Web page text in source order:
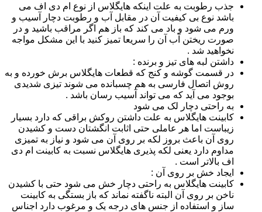
جذب رطوبت به علت اینکه هایگلاس از نوع ام دی اف می
باشد نوع بی کیفیت آن در مقابل آب و رطوبت دچار آسیب و
ورم می شود و باد می کند که باز هم اگر مراقب باشید و در
صورت ریختن آب آن را سریعا تمیز کنید با این مشکل مواجه
نخواهید شد .
داشتن لبه های تیز و برنده :
در قسمت گوشه و کنج که قطعات هایگلاس برش خورده و به
روش اتصال فارسی به هم چسبانده می شوند تیزی شدیدی
بوجود می آید که می تواند آسیب رسان باشد .
به راحتی دچار لک می شود
کابینت هایگلاس به علت داشتن روکش براقی که دارد بسیار
زیباست اما هر عاملی حتی اثابت انگشتان دست و کشیدن
روی آن باعث بروز لکه بر روی آن می شود و نیاز به تمیزی
مداوم دارد یعنی لکه پذیری هایگلاس نسبت به کابینت ام دی
اف بالاتر است .
ایجاد خش بر روی آن :
کابینت هایگلاس به راحتی دچار خش می شود حتی با کشیدن
ناخن بر روی آن البته ناگفته نماند که باز بستگی به کابینت
ساز و استفاده از جنس های درجه یک و مرغوب دارد اجناس